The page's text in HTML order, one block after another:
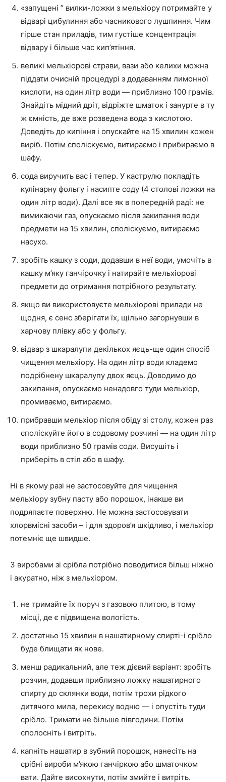
«запущені ” вилки-ложки з мельхіору потримайте у
відварі цибулиння або часникового лушпиння. Чим
гірше стан приладів, тим густіше концентрація
відвару і більше час кип’ятіння.
великі мельхіорові страви, вази або келихи можна
піддати очисній процедурі з додаванням лимонної
кислоти, на один літр води — приблизно 100 грамів.
Знайдіть мідний дріт, відріжте шматок і занурте в ту
ж ємність, де вже розведена вода з кислотою.
Доведіть до кипіння і опускайте на 15 хвилин кожен
виріб. Потім споліскуємо, витираємо і прибираємо в
шафу.
сода виручить вас і тепер. У каструлю покладіть
кулінарну фольгу і насипте соду (4 столові ложки на
один літр води). Далі все як в попередній раді: не
вимикаючи газ, опускаємо після закипання води
предмети на 15 хвилин, споліскуємо, витираємо
насухо.
зробіть кашку з соди, додавши в неї води, умочіть в
кашку м’яку ганчірочку і натирайте мельхіорові
предмети до отримання потрібного результату.
якщо ви використовуєте мельхіорові прилади не
щодня, є сенс зберігати їх, щільно загорнувши в
харчову плівку або у фольгу.
відвар з шкаралупи декількох яєць-ще один спосіб
чищення мельхіору. На один літр води кладемо
подрібнену шкаралупу двох яєць. Доводимо до
закипання, опускаємо ненадовго туди мельхіор,
промиваємо, витираємо.
прибравши мельхіор після обіду зі столу, кожен раз
споліскуйте його в содовому розчині — на один літр
води приблизно 50 грамів соди. Висушіть і
приберіть в стіл або в шафу.
Ні в якому разі не застосовуйте для чищення
мельхіору зубну пасту або порошок, інакше ви
подряпаєте поверхню. Не можна застосовувати
хлорвмісні засоби – і для здоров’я шкідливо, і мельхіор
потемніє ще швидше.
З виробами зі срібла потрібно поводитися більш ніжно
і акуратно, ніж з мельхіором.
не тримайте їх поруч з газовою плитою, в тому
місці, де є підвищена вологість.
достатньо 15 хвилин в нашатирному спирті-і срібло
буде блищати як нове.
менш радикальний, але теж дієвий варіант: зробіть
розчин, додавши приблизно ложку нашатирного
спирту до склянки води, потім трохи рідкого
дитячого мила, перекису водню — і опустіть туди
срібло. Тримати не більше півгодини. Потім
сполосніть і витріть.
капніть нашатир в зубний порошок, нанесіть на
срібні вироби м’якою ганчіркою або шматочком
вати. Дайте висохнути, потім змийте і витріть.